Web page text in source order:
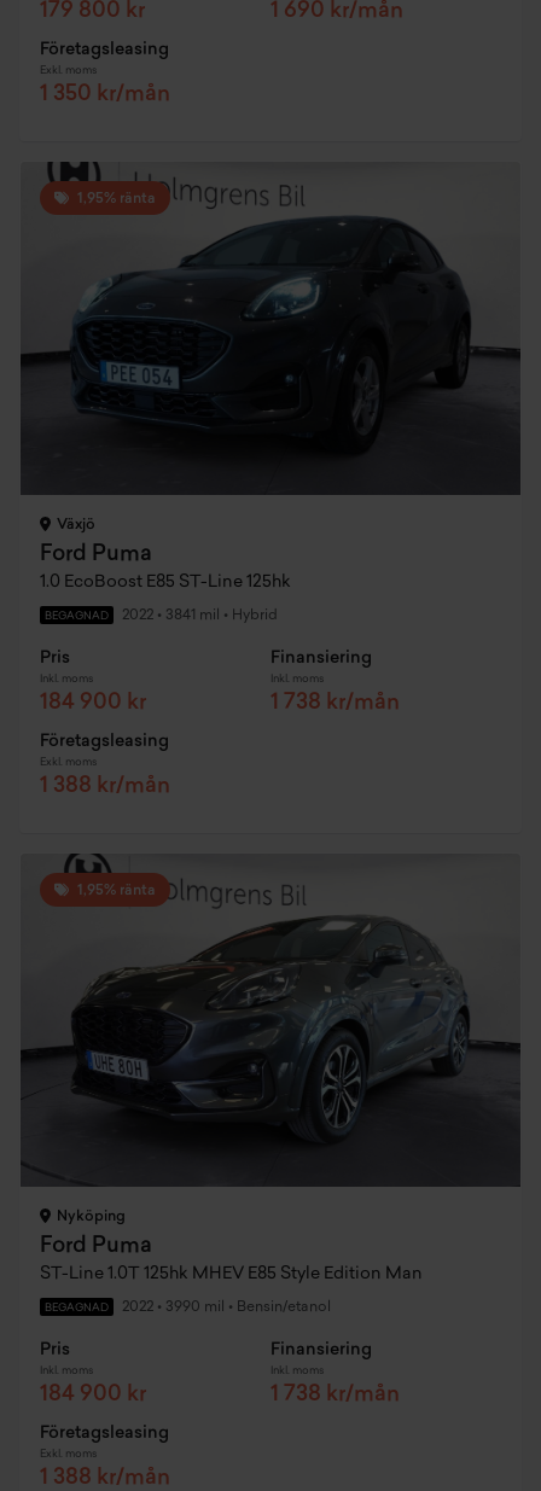
179 800 kr 1 690 kr/mån
Företagsleasing
Exkl. moms
1 350 kr/mån
1,95% ränta
Växjö
Ford Puma
1.0 EcoBoost E85 ST-Line 125hk
BEGAGNAD 2022 • 3841 mil • Hybrid
Pris
Inkl. moms
184 900 kr
Finansiering
Inkl. moms
1 738 kr/mån
Företagsleasing
Exkl. moms
1 388 kr/mån
1,95% ränta
Nyköping
Ford Puma
ST-Line 1.0T 125hk MHEV E85 Style Edition Man
BEGAGNAD 2022 • 3990 mil • Bensin/etanol
Pris
Inkl. moms
184 900 kr
Finansiering
Inkl. moms
1 738 kr/mån
Företagsleasing
Exkl. moms
1 388 kr/mån